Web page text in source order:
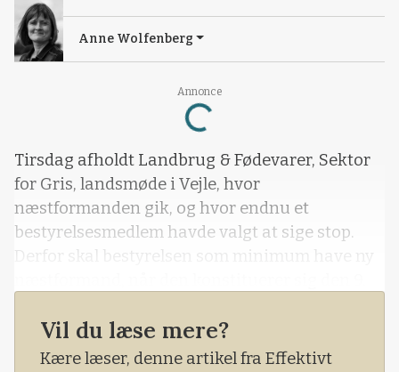
Annonce
Loading...
Anne Wolfenberg
Tirsdag afholdt Landbrug & Fødevarer, Sektor
for Gris, landsmøde i Vejle, hvor
næstformanden gik, og hvor endnu et
bestyrelsesmedlem havde valgt at sige stop.
Derfor skal bestyrelsen som minimum have ny
Vil du læse mere?
Kære læser, denne artikel fra Effektivt